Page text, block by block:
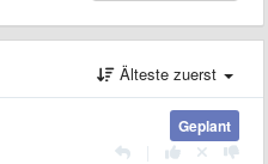
Älteste zuerst
Geplant